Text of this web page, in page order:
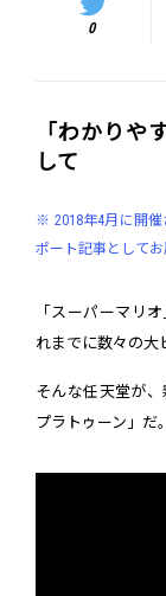
0
「わかりや
して
※ 2018年4月に開催
ポート記事としてお
「スーパーマリ
れまでに数々の大
そんな任天堂が
プラトゥーン」だ。